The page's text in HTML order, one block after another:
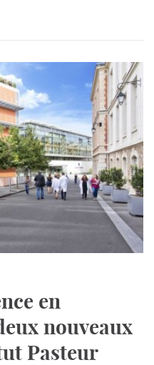
en
nouveaux
Pasteur